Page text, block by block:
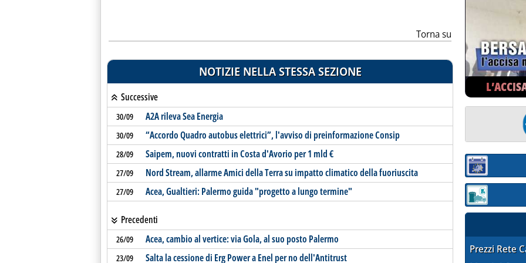
Torna su
NOTIZIE NELLA STESSA SEZIONE
Successive
30/09 A2A rileva Sea Energia
30/09 “Accordo Quadro autobus elettrici”, l'avviso di preinformazione Consip
28/09 Saipem, nuovi contratti in Costa d'Avorio per 1 mld €
27/09 Nord Stream, allarme Amici della Terra su impatto climatico della fuoriuscita
27/09 Acea, Gualtieri: Palermo guida "progetto a lungo termine"
Precedenti
26/09 Acea, cambio al vertice: via Gola, al suo posto Palermo
23/09 Salta la cessione di Erg Power a Enel per no dell'Antitrust
Sezione:
Sezione:
Prezzi Rete